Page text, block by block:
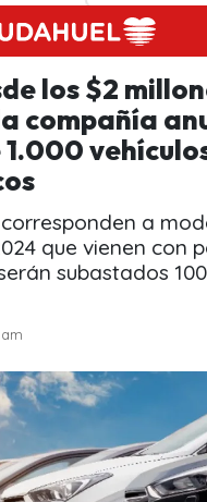
los $2
compañía
a
que vienen con
subastados
am